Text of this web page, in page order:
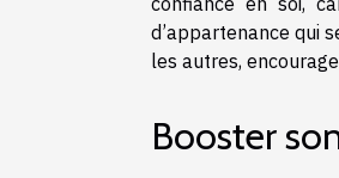
d’appartenance qui
les autres,
Booster